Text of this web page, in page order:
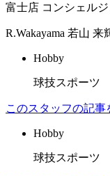
富士店 コンシェルジ
R.Wakayama 若山 来
Hobby
球技スポー
このスタッフの記事
Hobby
球技スポー